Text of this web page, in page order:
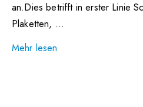
an.Dies betrifft in erster Linie
Plaketten, ...
Mehr lesen